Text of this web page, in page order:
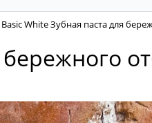
White Зубная паста для